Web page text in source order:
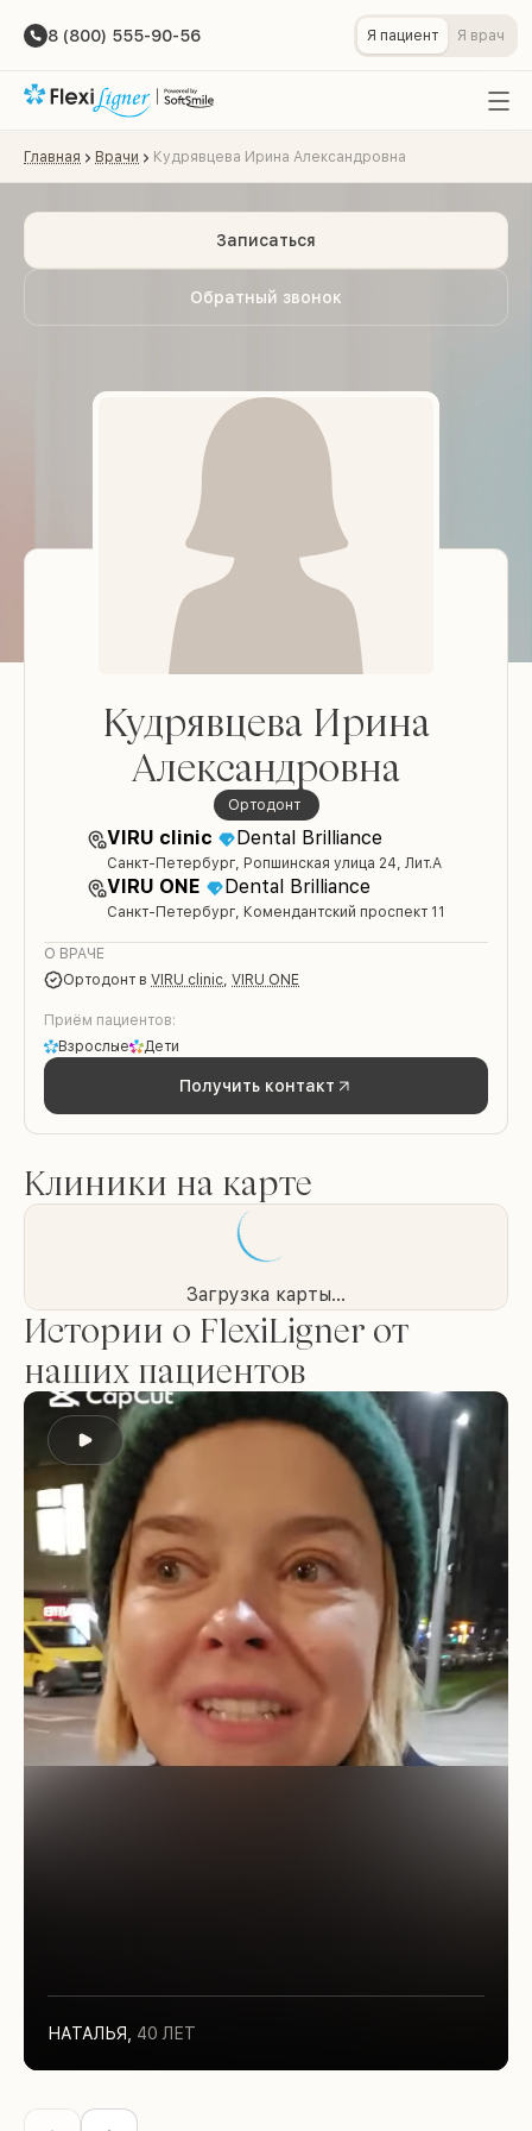
8 (800) 555-90-56 Я пациент Я врач
Главная Врачи Кудрявцева Ирина Александровна
Обратный звонок
Записаться
Кудрявцева Ирина
Александровна
ортодонт
VIRU clinic Dental Brilliance
Санкт-Петербург, Ропшинская улица 24, Лит.А
VIRU ONE Dental Brilliance
Санкт-Петербург, Комендантский проспект 11
О ВРАЧЕ
ортодонт в VIRU clinic, VIRU ONE
Приём пациентов:
Взрослые
Дети
Получить контакт
Клиники на карте
Загрузка карты...
Истории о FlexiLigner от
наших пациентов
НАТАЛЬЯ 40 ЛЕТ